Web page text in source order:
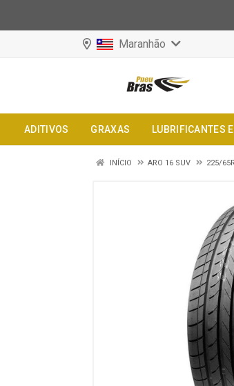
Maranhão
ADITIVOS GRAXAS LUBRIFICANTES
INÍCIO ARO 16 SUV 225/